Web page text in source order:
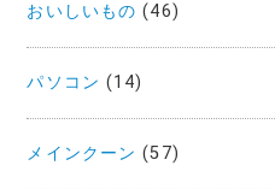
おいしいもの (46)
パソコン (14)
メインクーン (57)